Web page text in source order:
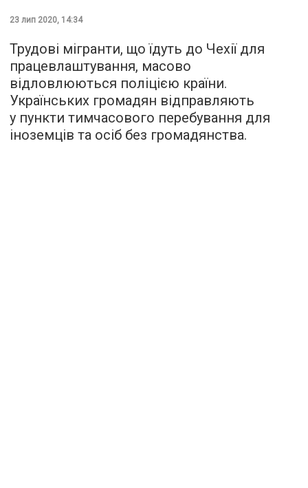
23 лип 2020, 14:34
Трудові мігранти, що їдуть до Чехії для
працевлаштування, масово
відловлюються поліцією країни.
Українських громадян відправляють
у пункти тимчасового перебування для
іноземців та осіб без громадянства.